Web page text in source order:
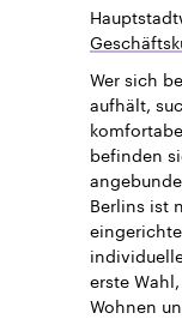
Wer sich
aufhält,
befinden
Berlins ist
erste
Wohnen